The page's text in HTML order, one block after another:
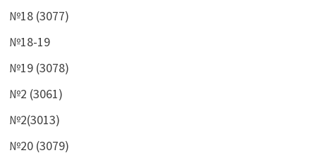
№18 (3077)
№18-19
№19 (3078)
№2 (3061)
№2(3013)
№20 (3079)